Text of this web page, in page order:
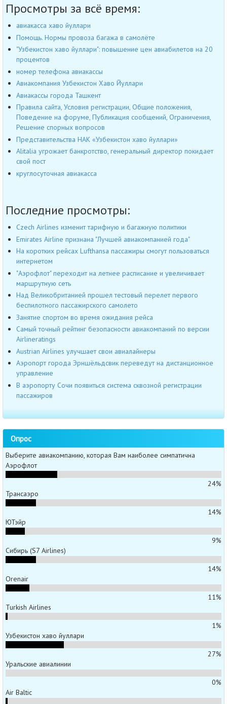
Просмотры за всё время:
авиакасса хаво йуллари
Помощь. Нормы провоза багажа в самолёте
"Узбекистон хаво йуллари": повышение цен авиабилетов на 20
процентов
номер телефона авиакассы
Авиакомпания Узбекистон Хаво Йуллари
Авиакассы города Ташкент
Правила сайта, Условия регистрации, Общие положения,
Поведение на форуме, Публикация сообщений, Ограничения,
Решение спорных вопросов
Представительства НАК «Узбекистон хаво йуллари»
Alitalia угрожает банкротство, генеральный директор покидает
свой пост
круглосуточная авиакасса
Последние просмотры:
Czech Airlines изменит тарифную и багажную политики
Emirates Airline признана "Лучшей авиакомпанией года"
На коротких рейсах Lufthansa пассажиры смогут пользоваться
интернетом
"Аэрофлот" переходит на летнее расписание и увеличивает
маршрутную сеть
Над Великобританией прошел тестовый перелет первого
беспилотного пассажирского самолето
Занятие спортом во время ожидания рейса
Самый точный рейтинг безопасности авиакомпаний по версии
Airlineratings
Austrian Airlines улучшает свои авиалайнеры
Аэропорт города Эрншёльдсвик переведут на дистанционное
управление
В аэропорту Сочи появиться система сквозной регистрации
пассажиров
Опрос
Выберите авиакомпанию, которая Вам наиболее симпатична
Аэрофлот
24%
Трансаэро
14%
ЮТэйр
9%
Сибирь (S7 Airlines)
14%
Orenair
11%
Turkish Airlines
1%
Узбекистон хаво йуллари
27%
Уральские авиалинии
0%
Air Baltic